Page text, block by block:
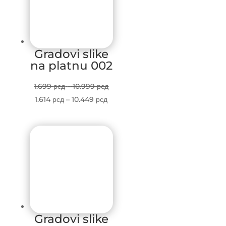
Gradovi slike
na platnu 002
1.699рсд – 10.999рсдPrice
1.614 рсд – 10.449 рсд
Gradovi slike